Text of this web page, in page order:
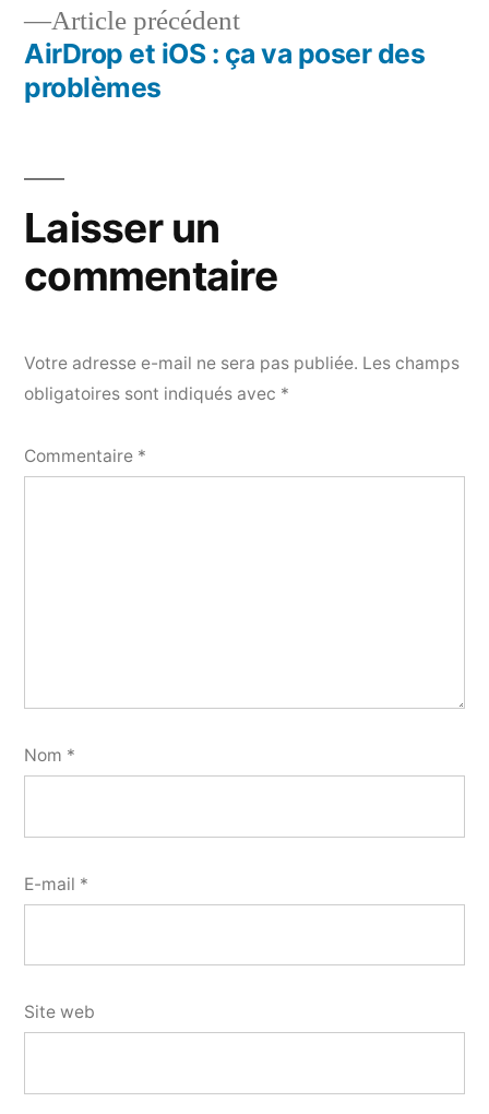
l’article
Article précédentArticle
précédent :
AirDrop et iOS : ça va poser des
problèmes
Laisser un
commentaire
Votre adresse e-mail ne sera pas publiée. Les champs
obligatoires sont indiqués avec *
Commentaire *
Nom *
E-mail *
Site web